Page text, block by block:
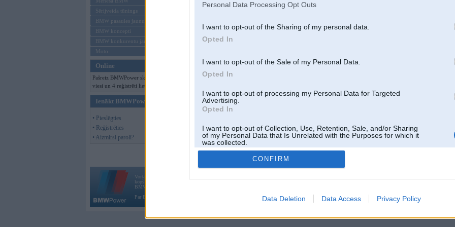
Personal Data Processing Opt Outs
I want to opt-out of the Sharing of my personal data.
Opted In
I want to opt-out of the Sale of my Personal Data.
Opted In
I want to opt-out of processing my Personal Data for Targeted
Advertising.
Opted In
I want to opt-out of Collection, Use, Retention, Sale, and/or Sharing
of my Personal Data that Is Unrelated with the Purposes for which it
was collected.
Opted Out
CONFIRM
Data Deletion Data Access Privacy Policy
Sērijveida tūnings
BMW pasaules jaunumi
BMW koncepti
BMW konkurentu jaunumi
Moto
Online
Pašreiz BMWPower skatās 168
viesi un 4 reģistrēti lietotāji.
Ienākt BMWPower
• Pieslēgties
• Reģistrēties
• Aizmirsi paroli?
Vortāls BMWPower.lv darbojas
kopš 2002. gada 14. maija. Tas nav auto klubs un nav saistīts ar
BMW AG.
Par BMWPower